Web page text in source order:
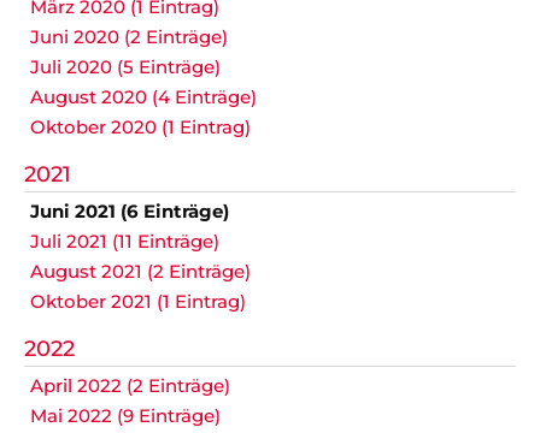
März 2020 (1 Eintrag)
Juni 2020 (2 Einträge)
Juli 2020 (5 Einträge)
August 2020 (4 Einträge)
Oktober 2020 (1 Eintrag)
2021
Juni 2021 (6 Einträge)
Juli 2021 (11 Einträge)
August 2021 (2 Einträge)
Oktober 2021 (1 Eintrag)
2022
April 2022 (2 Einträge)
Mai 2022 (9 Einträge)